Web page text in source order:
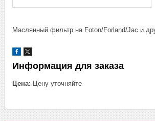
Маслянный фильтр на Foton/Forland/Jac и
Информация для заказа
Цена: Цену уточняйте